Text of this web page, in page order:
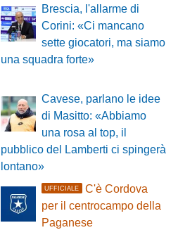
Brescia, l'allarme di
Corini: «Ci mancano
sette giocatori, ma siamo
una squadra forte»
Cavese, parlano le idee
di Masitto: «Abbiamo
una rosa al top, il
pubblico del Lamberti ci spingerà
lontano»
UFFICIALE
C'è Cordova
per il centrocampo della
Paganese